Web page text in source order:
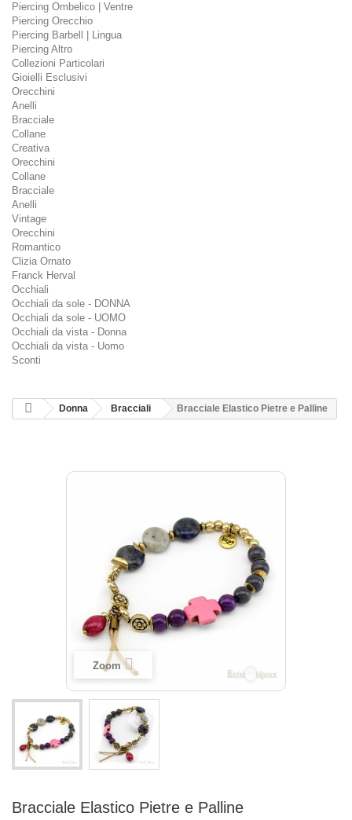
Piercing Ombelico | Ventre
Piercing Orecchio
Piercing Barbell | Lingua
Piercing Altro
Collezioni Particolari
Gioielli Esclusivi
Orecchini
Anelli
Bracciale
Collane
Creativa
Orecchini
Collane
Bracciale
Anelli
Vintage
Orecchini
Romantico
Clizia Ornato
Franck Herval
Occhiali
Occhiali da sole - DONNA
Occhiali da sole - UOMO
Occhiali da vista - Donna
Occhiali da vista - Uomo
Sconti
Donna Bracciali Bracciale Elastico Pietre e Palline
Zoom
Bracciale Elastico Pietre e Palline